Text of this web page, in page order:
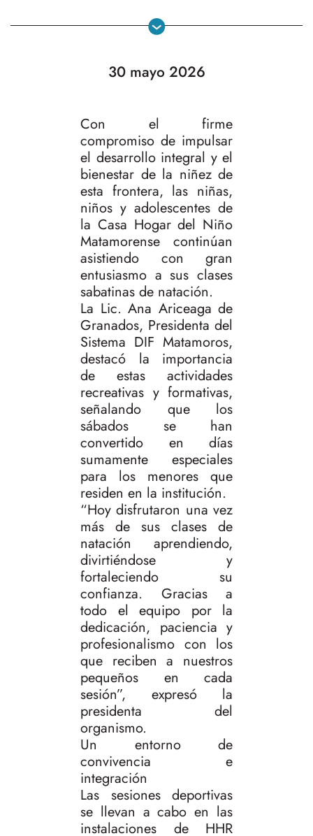
30 mayo 2026
Con el firme
compromiso de impulsar
el desarrollo integral y el
bienestar de la niñez de
esta frontera, las niñas,
niños y adolescentes de
la Casa Hogar del Niño
Matamorense continúan
asistiendo con gran
entusiasmo a sus clases
sabatinas de natación.
La Lic. Ana Ariceaga de
Granados, Presidenta del
Sistema DIF Matamoros,
destacó la importancia
de estas actividades
recreativas y formativas,
señalando que los
sábados se han
convertido en días
sumamente especiales
para los menores que
residen en la institución.
“Hoy disfrutaron una vez
más de sus clases de
natación aprendiendo,
divirtiéndose y
fortaleciendo su
confianza. Gracias a
todo el equipo por la
dedicación, paciencia y
profesionalismo con los
que reciben a nuestros
pequeños en cada
sesión”, expresó la
presidenta del
organismo.
Un entorno de
convivencia e
integración
Las sesiones deportivas
se llevan a cabo en las
instalaciones de HHR